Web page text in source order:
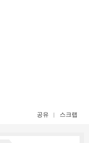
공유 스크랩